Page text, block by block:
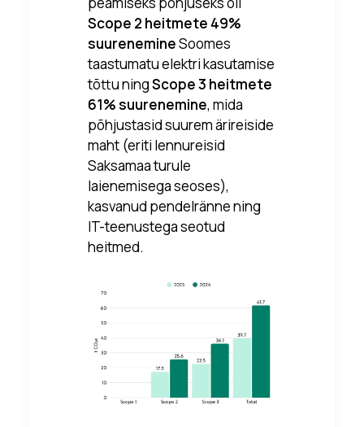
Scope 2 heitmete 49%
suurenemineSoomes
taastumatu elektri kasutamise
tõttu ningScope 3 heitmete
61% suurenemine, mida
põhjustasid suurem ärireiside
maht (eriti lennureisid
Saksamaa turule
laienemisega seoses),
kasvanud pendelränne ning
IT-teenustega seotud
heitmed.